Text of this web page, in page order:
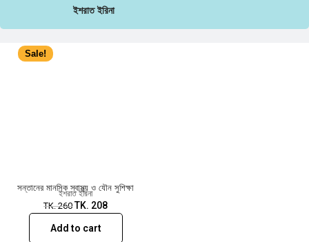
ইশরাত ইরিনা
Sale!
সন্তানের মানসিক স্বাস্থ্য ও যৌন সুশিক্ষা
ইশরাত ইরিনা
TK.260 TK. 208
Add to cart